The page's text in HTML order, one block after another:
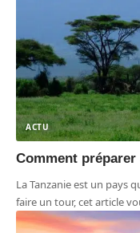
ACTU
Comment préparer
La Tanzanie est un pays
faire un tour, cet article